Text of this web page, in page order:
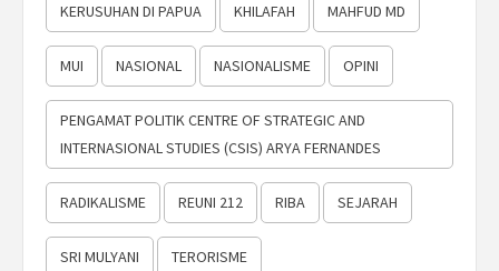
KERUSUHAN DI PAPUA KHILAFAH MAHFUD MD
MUI NASIONAL NASIONALISME OPINI
PENGAMAT POLITIK CENTRE OF STRATEGIC AND
INTERNASIONAL STUDIES (CSIS) ARYA FERNANDES
RADIKALISME REUNI 212 RIBA SEJARAH
SRI MULYANI TERORISME